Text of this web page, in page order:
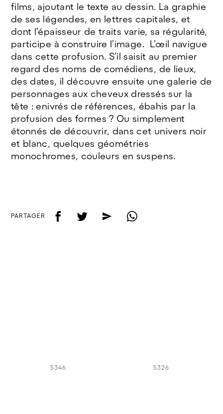
films, ajoutant le texte au dessin. La graphie
de ses légendes, en lettres capitales, et
dont l’épaisseur de traits varie, sa régularité,
participe à construire l’image. L’œil navigue
dans cette profusion. S’il saisit au premier
regard des noms de comédiens, de lieux,
des dates, il découvre ensuite une galerie de
personnages aux cheveux dressés sur la
tête : enivrés de références, ébahis par la
profusion des formes ? Ou simplement
étonnés de découvrir, dans cet univers noir
et blanc, quelques géométries
monochromes, couleurs en suspens.
PARTAGER f t e w
5346 5326